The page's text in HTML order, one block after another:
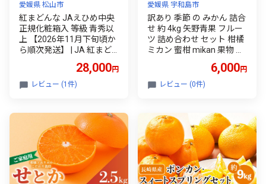
愛媛県 松山市
紅まどんな JAえひめ中央
正規化粧箱入 等級 青秀以
上 【2026年11月下旬頃か
ら順次発送】 | JA 紅まど
マドンナ みかん ミカン 蜜
柑 果物 くだもの フルーツ
愛媛県
28,000円
レビュー (1件)
愛媛県 宇和島市
訳あり 季節 の みかん 詰合
せ 約 4kg 矢野青果 フルー
ツ 詰め合わせ セット 柑橘
ミカン 蜜柑 mikan 果物 く
柑 濃厚みかん 産地直送 数
量限定 国産 愛媛 宇和島 B
6,000円
レビュー (0件)